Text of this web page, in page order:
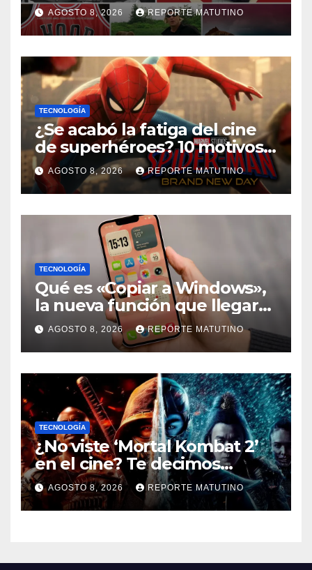
AGOSTO 8, 2026 REPORTE MATUTINO
TECNOLOGÍA
¿Se acabó la fatiga del cine
de superhéroes? 10 motivos
por los que ‘Spider-Man:
Brand New Day» desmiente
esa teoría
AGOSTO 8, 2026 REPORTE MATUTINO
TECNOLOGÍA
Qué es «Copiar a Windows»,
la nueva función que llegará
al iPhone solo para Europa
AGOSTO 8, 2026 REPORTE MATUTINO
TECNOLOGÍA
¿No viste ‘Mortal Kombat 2’
en el cine? Te decimos
dónde verla en streaming
ahora mismo y te damos tres
razones para hacerlo
AGOSTO 8, 2026 REPORTE MATUTINO